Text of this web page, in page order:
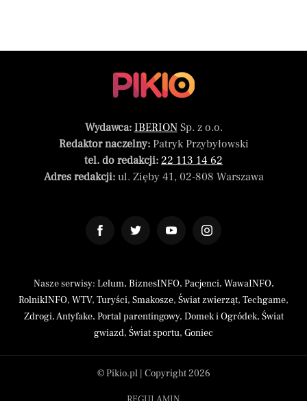
Wydawca: IBERIONSp. z o.o.
Redaktor naczelny:Patryk Przybyłowski
tel. do redakcji: 22 113 14 62
Adres redakcji:ul. Zięby 41, 02-808 Warszawa
Nasze serwisy: Lelum, BiznesINFO, Pacjenci, WawaINFO,
RolnikINFO, WTV, Turyści, Smakosze, Świat zwierząt, Techgame,
Zdrogi,Antyfake, Portal parentingowy, Domek i Ogródek, Świat
gwiazd, Świat sportu, Goniec
© Pikio.pl | Copyright 2026